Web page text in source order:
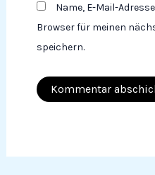
Name, E-Mail-
Browser für meinen
speichern.